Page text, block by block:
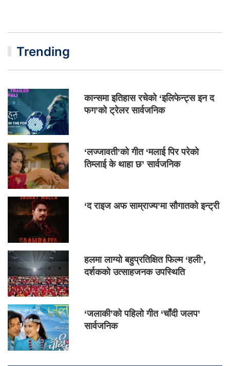
Trending
कान्समा इतिहास रचेको ‘इलिफेन्ट्स इन द
फग’को ट्रेलर सार्वजनिक
‘लज्जावती’को गीत ‘मलाई पिर परेको
तिम्लाई के थाहा छ’ सार्वजनिक
‘द राइज अफ साम्राज्य’मा सौगातको इन्ट्री
हलमा लाग्यो बहुप्रतिक्षित फिल्म ‘हली’,
दर्शकको उत्साहजनक उपस्थिति
‘जलाकी’को पहिलो गीत ‘चाँदी जलप’
सार्वजनिक